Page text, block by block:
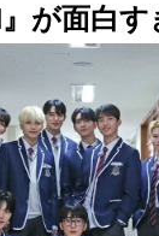
が面白す